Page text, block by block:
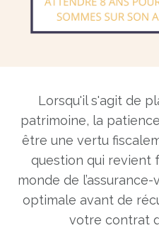
Lorsqu'il s'agit de
patrimoine, la
être une vertu
question qui revient
monde de
optimale avant de
votre contrat